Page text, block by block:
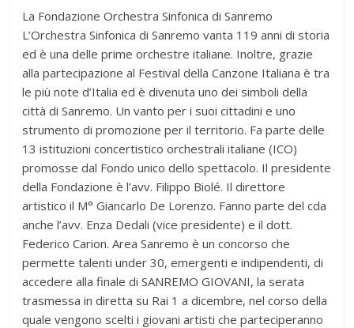
La Fondazione Orchestra Sinfonica di Sanremo
L’Orchestra Sinfonica di Sanremo vanta 119 anni di storia
ed è una delle prime orchestre italiane. Inoltre, grazie
alla partecipazione al Festival della Canzone Italiana è tra
le più note d’Italia ed è divenuta uno dei simboli della
città di Sanremo. Un vanto per i suoi cittadini e uno
strumento di promozione per il territorio. Fa parte delle
13 istituzioni concertistico orchestrali italiane (ICO)
promosse dal Fondo unico dello spettacolo. Il presidente
della Fondazione è l’avv. Filippo Biolé. Il direttore
artistico il M° Giancarlo De Lorenzo. Fanno parte del cda
anche l’avv. Enza Dedali (vice presidente) e il dott.
Federico Carion. Area Sanremo è un concorso che
permette talenti under 30, emergenti e indipendenti, di
accedere alla finale di SANREMO GIOVANI, la serata
trasmessa in diretta su Rai 1 a dicembre, nel corso della
quale vengono scelti i giovani artisti che parteciperanno